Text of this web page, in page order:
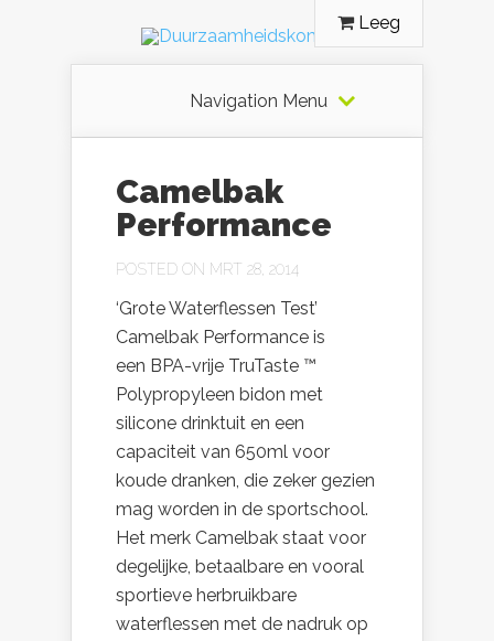
Leeg
Navigation Menu
Camelbak
Performance
POSTED ON MRT 28, 2014
‘Grote Waterflessen Test’
Camelbak Performance is
een BPA-vrije TruTaste ™
Polypropyleen bidon met
silicone drinktuit en een
capaciteit van 650ml voor
koude dranken, die zeker gezien
mag worden in de sportschool.
Het merk Camelbak staat voor
degelijke, betaalbare en vooral
sportieve herbruikbare
waterflessen met de nadruk op